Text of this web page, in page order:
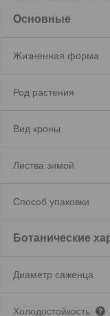
Основные
Жизненная форма
Род растения
Вид кроны
Листва зимой
Способ упаковки
Ботанические
Диаметр саженца
Холодостойкость